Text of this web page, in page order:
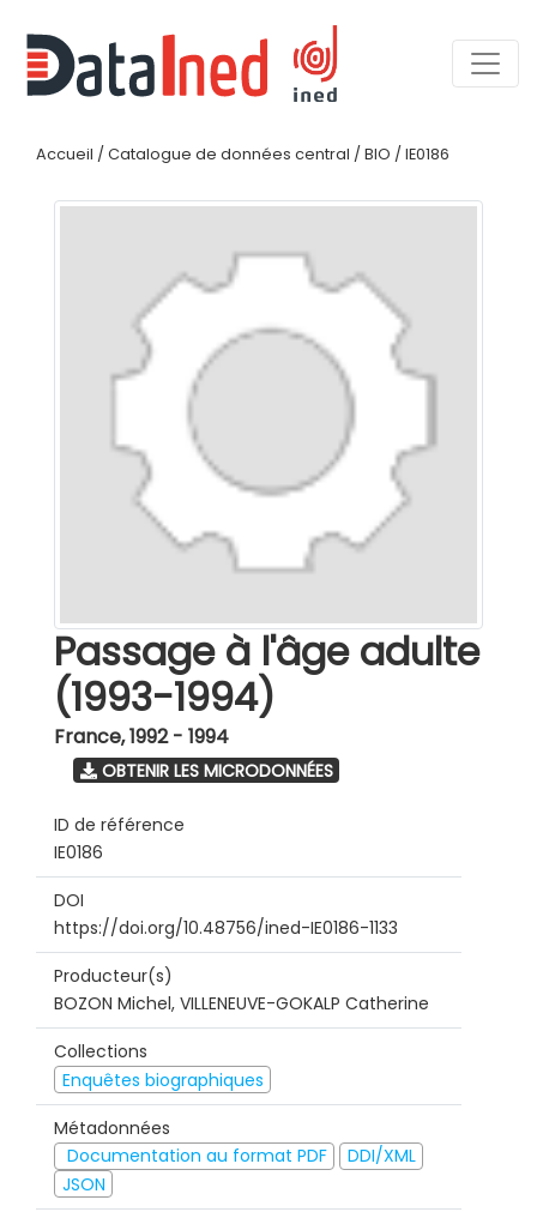
Accueil / Catalogue de données central / BIO / IE0186
Passage à l'âge adulte
(1993-1994)
France,1992 - 1994
OBTENIR LES MICRODONNÉES
ID de référence
IE0186
DOI
https://doi.org/10.48756/ined-IE0186-1133
Producteur(s)
BOZON Michel, VILLENEUVE-GOKALP Catherine
Collections
Enquêtes biographiques
Métadonnées
Documentation au format PDF
DDI/XML
JSON